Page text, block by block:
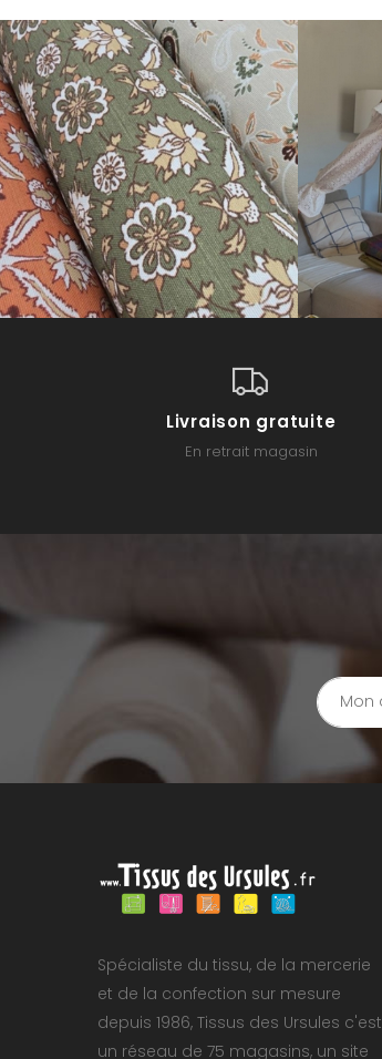
Livraison gratuite
En retrait magasin
Spécialiste du tissu, de la mercerie
et de la confection sur mesure
depuis 1986, Tissus des Ursules c'est
un réseau de 75 magasins, un site